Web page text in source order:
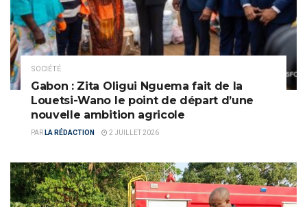
SOCIÉTÉ
Gabon : Zita Oligui Nguema fait de la
Louetsi-Wano le point de départ d’une
nouvelle ambition agricole
PAR LA RÉDACTION 2 JUILLET 2026